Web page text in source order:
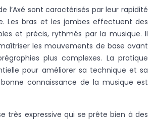
l’Axé sont caractérisés par leur rapidité
Les bras et les jambes effectuent des
et précis, rythmés par la musique. Il
les mouvements de base avant
plus complexes. La pratique
pour améliorer sa technique et sa
connaissance de la musique est
très expressive qui se prête bien à des